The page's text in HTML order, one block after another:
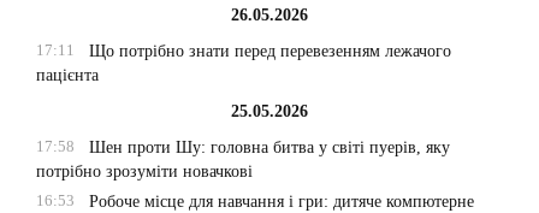
26.05.2026
17:11
Що потрібно знати перед перевезенням лежачого
пацієнта
25.05.2026
17:58
Шен проти Шу: головна битва у світі пуерів, яку
потрібно зрозуміти новачкові
16:53
Робоче місце для навчання і гри: дитяче компютерне